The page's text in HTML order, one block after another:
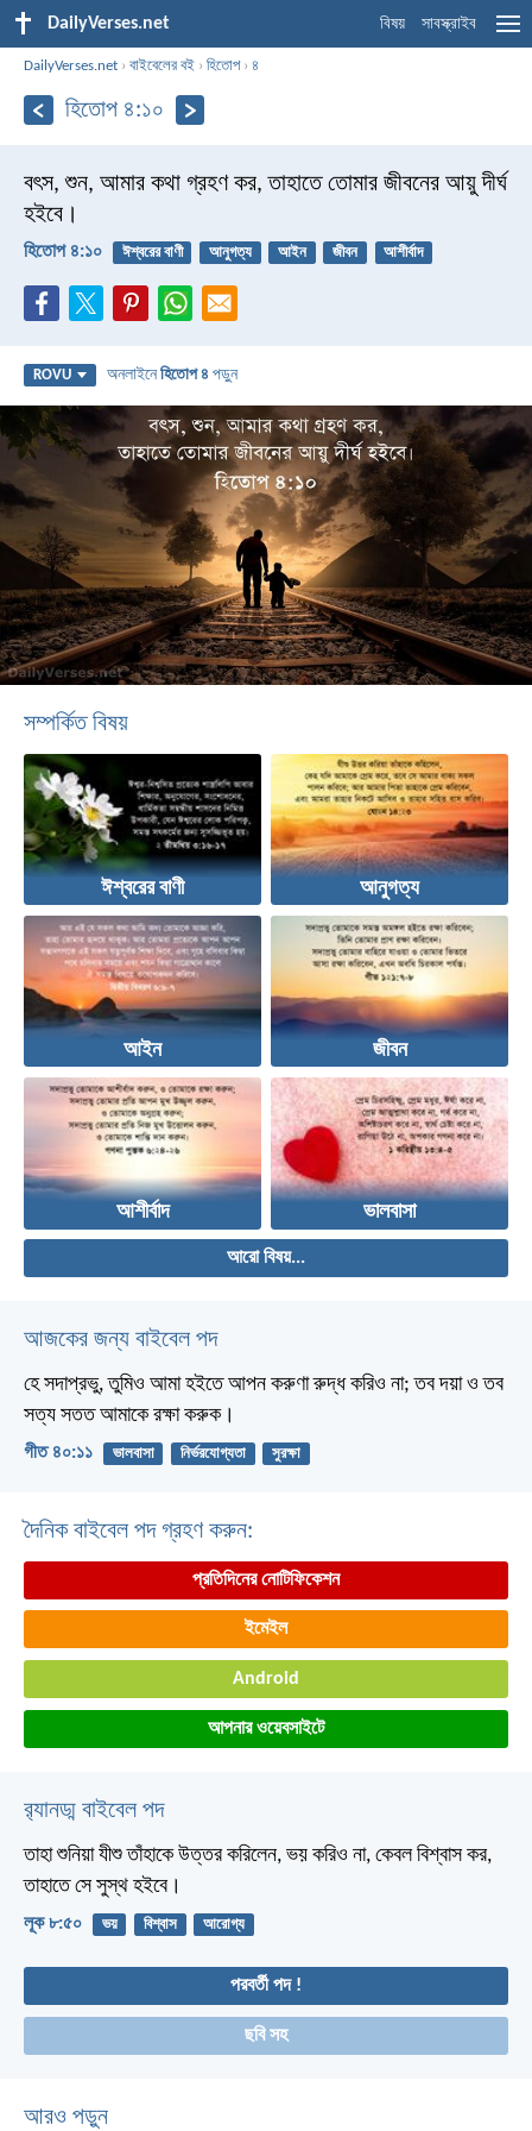
DailyVerses.net বিষয় সাবস্ক্রাইব
DailyVerses.net ›বাইবেলের বই ›হিতোপ›৪
হিতোপ ৪:১০
বৎস, শুন, আমার কথা গ্রহণ কর, তাহাতে তোমার জীবনের আয়ু দীর্ঘ
হইবে।
হিতোপ ৪:১০ ঈশ্বরের বাণী আনুগত্য আইন জীবন আশীর্বাদ
ROVU অনলাইনেহিতোপ ৪ পড়ুন
সম্পর্কিত বিষয়
ঈশ্বরের বাণী আনুগত্য
আইন জীবন
আশীর্বাদ ভালবাসা
আরো বিষয়...
আজকের জন্য বাইবেল পদ
হে সদাপ্রভু, তুমিও আমা হইতে আপন করুণা রুদ্ধ করিও না; তব দয়া ও তব
সত্য সতত আমাকে রক্ষা করুক।
গীত ৪০:১১ ভালবাসা নির্ভরযোগ্যতা সুরক্ষা
দৈনিক বাইবেল পদ গ্রহণ করুন:
প্রতিদিনের নোটিফিকেশন
ইমেইল
Android
আপনার ওয়েবসাইটে
র‌্যানড্ম বাইবেল পদ
তাহা শুনিয়া যীশু তাঁহাকে উত্তর করিলেন, ভয় করিও না, কেবল বিশ্বাস কর,
তাহাতে সে সুস্থ হইবে।
লূক ৮:৫০ ভয় বিশ্বাস আরোগ্য
পরবর্তী পদ !
ছবি সহ
আরও পড়ুন